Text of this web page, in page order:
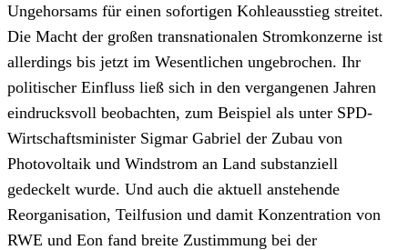
Ungehorsams für einen sofortigen Kohleausstieg streitet.
Die Macht der großen transnationalen Stromkonzerne ist
allerdings bis jetzt im Wesentlichen ungebrochen. Ihr
politischer Einfluss ließ sich in den vergangenen Jahren
eindrucksvoll beobachten, zum Beispiel als unter SPD-
Wirtschaftsminister Sigmar Gabriel der Zubau von
Photovoltaik und Windstrom an Land substanziell
gedeckelt wurde. Und auch die aktuell anstehende
Reorganisation, Teilfusion und damit Konzentration von
RWE und Eon fand breite Zustimmung bei der